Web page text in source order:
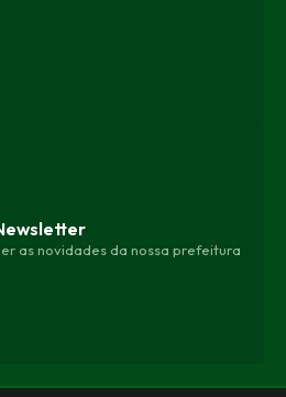
as novidades da nossa prefeitura